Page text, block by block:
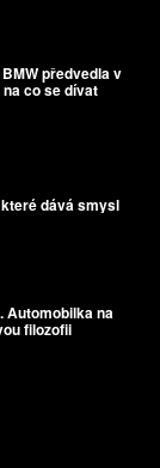
předvedla v
co se dívat
dává smysl
Automobilka na
filozofii